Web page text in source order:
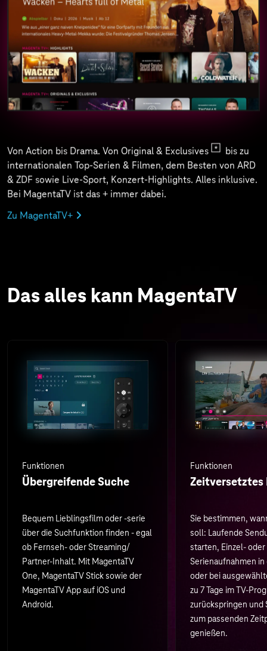
Von Action bis Drama. Von Original & Exclusives
bis zu
internationalen Top-Serien & Filmen, dem Besten von ARD
& ZDF sowie Live-Sport, Konzert-Highlights. Alles inklusive.
Bei MagentaTV ist das + immer dabei.
Zu MagentaTV+
Das alles kann MagentaTV
Übergreifende Suche
Funktionen
Bequem Lieblingsfilm oder -serie
über die Suchfunktion finden - egal
ob Fernseh- oder Streaming/
Partner-Inhalt. Mit MagentaTV
One, MagentaTV Stick sowie der
MagentaTV App auf iOS und
Android.
Zeitversetztes
Funktionen
Sie bestimmen,
soll: Laufende
starten, Einzel- oder
Serienaufnahmen
oder bei
zu 7 Tage im TV-
zurückspringen und
zum passenden
genießen.